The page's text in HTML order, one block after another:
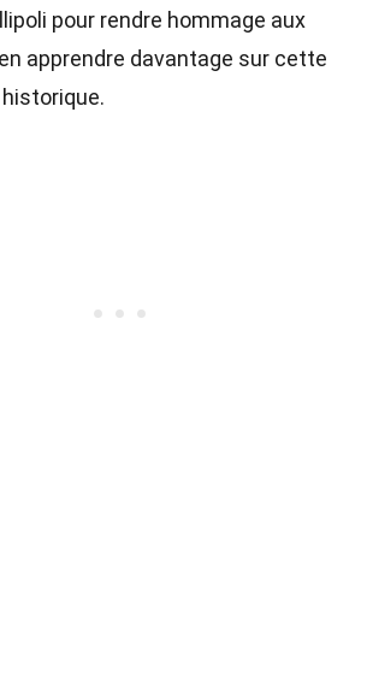
pour rendre hommage aux
apprendre davantage sur cette